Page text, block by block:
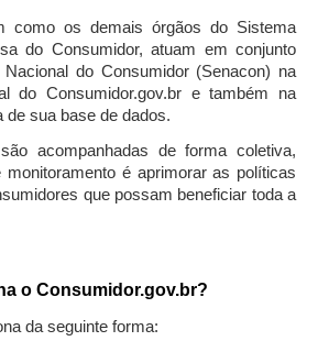
como os demais órgãos do Sistema
do Consumidor, atuam em conjunto
do Consumidor (Senacon) na
do Consumidor.gov.br e também na
de sua base de dados.
acompanhadas de forma coletiva,
é aprimorar as políticas
que possam beneficiar toda a
o Consumidor.gov.br?
da seguinte forma: